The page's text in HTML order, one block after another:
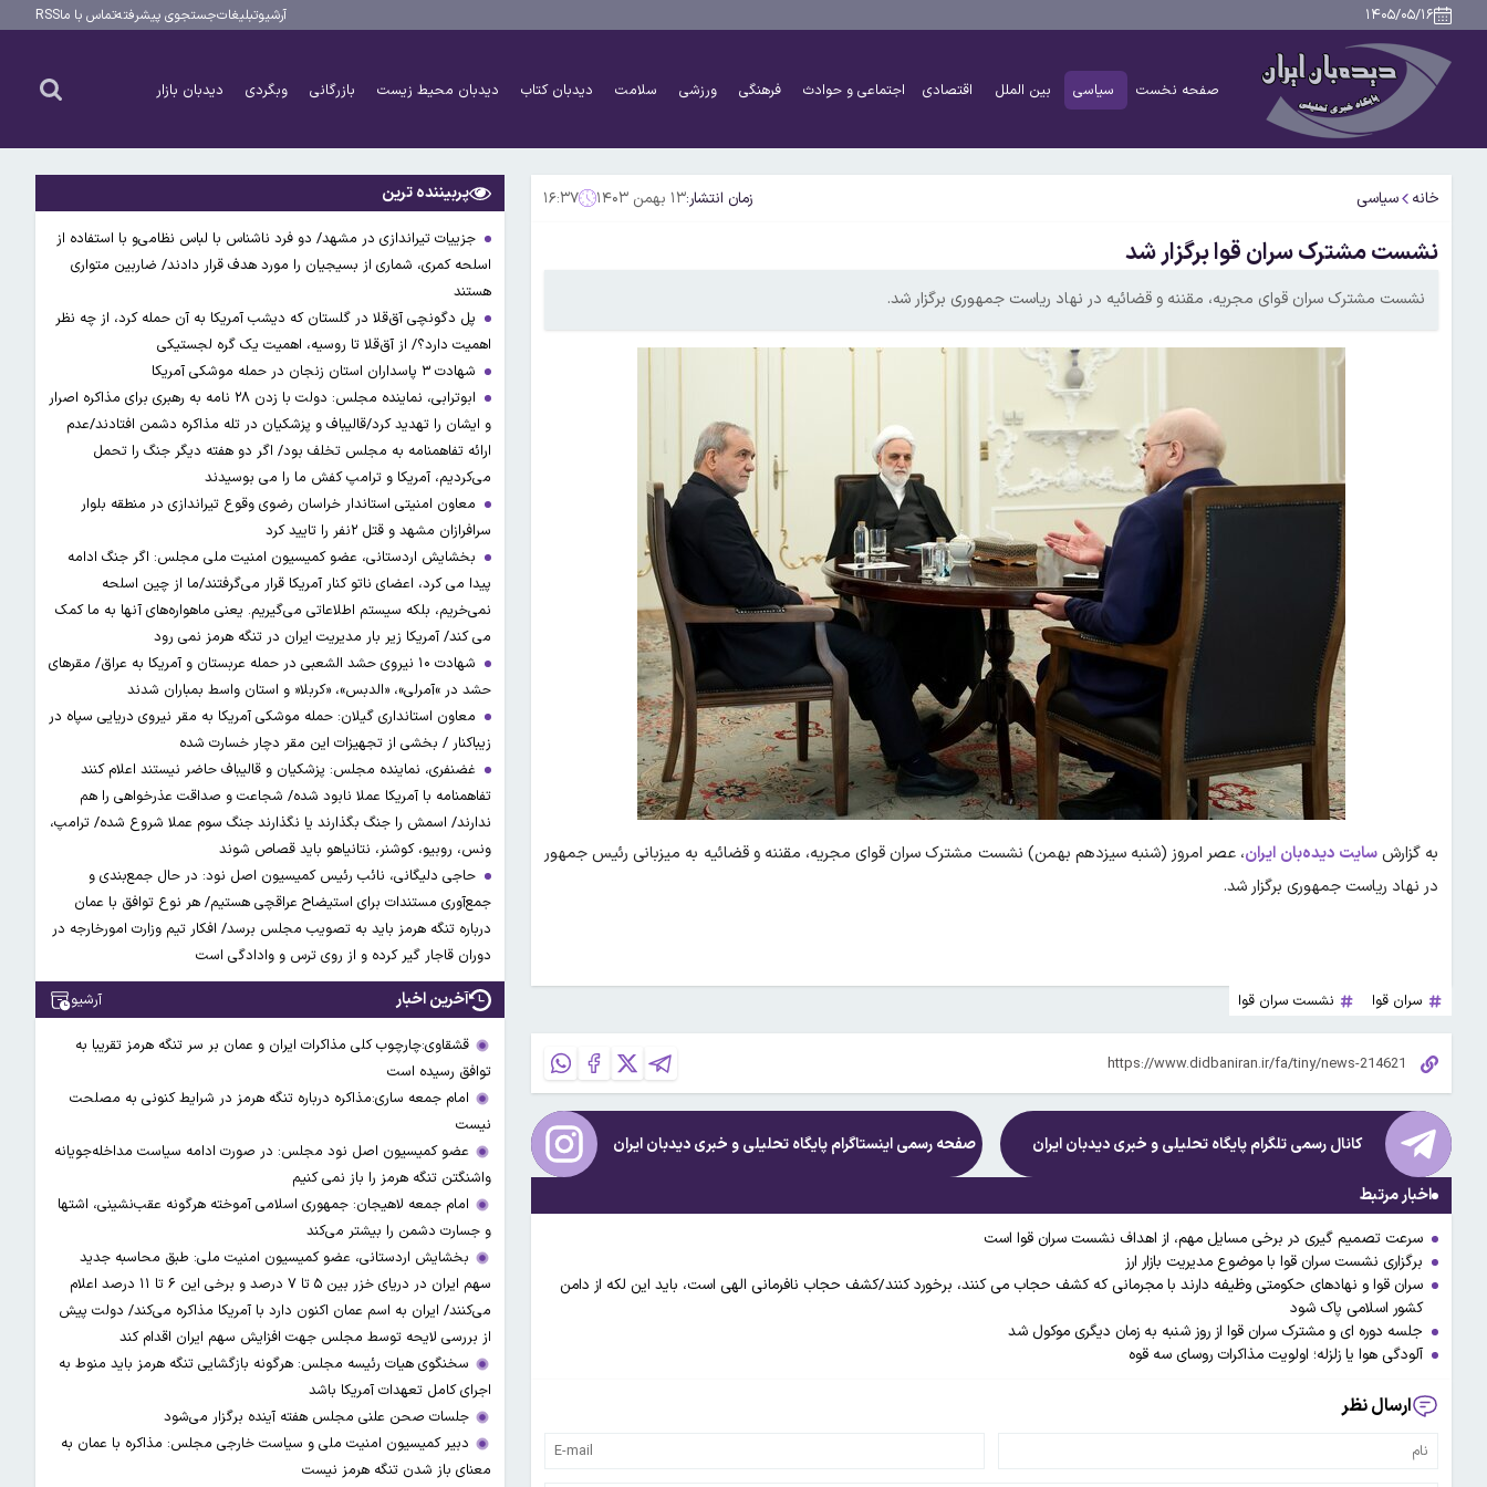
۱۴۰۵/۰۵/۱۶ آرشیوتبلیغاتجستجوی پیشرفتهتماس با ماRSS
صفحه نخست سیاسی بین الملل اقتصادی اجتماعی و حوادث فرهنگی ورزشی سلامت دیدبان کتاب دیدبان محیط زیست بازرگانی وبگردی دیدبان بازار
خانه سیاسی زمان انتشار:۱۳ بهمن ۱۴۰۳ ۱۶:۳۷
نشست مشترک سران قوا برگزار شد
نشست مشترک سران قوای مجریه، مقننه و قضائیه در نهاد ریاست جمهوری برگزار شد.
به گزارشسایت دیده‌بان ایران، عصر امروز (شنبه سیزدهم بهمن) نشست مشترک سران قوای مجریه، مقننه و قضائیه به میزبانی رئیس جمهور
در نهاد ریاست جمهوری برگزار شد.
سران قوا نشست سران قوا
کانال رسمی تلگرام پایگاه تحلیلی و خبریدیدبان ایران صفحه رسمی اینستاگرام پایگاه تحلیلی و خبریدیدبان ایران
اخبار مرتبط
سرعت تصمیم گیری در برخی مسایل مهم، از اهداف نشست سران قوا است
برگزاری نشست سران قوا با موضوع مدیریت بازار ارز
سران قوا و نهادهای حکومتی وظیفه دارند با مجرمانی که کشف حجاب می کنند، برخورد کنند/کشف حجاب نافرمانی الهی است، باید این لکه از دامن
کشور اسلامی پاک شود
جلسه دوره ای و مشترک سران قوا از روز شنبه به زمان دیگری موکول شد
آلودگی هوا یا زلزله؛ اولویت مذاکرات روسای سه قوه
ارسال نظر
پربیننده ترین
جزییات تیراندازی در مشهد/ دو فرد ناشناس با لباس نظامی‌و با استفاده از
اسلحه کمری، شماری از بسیجیان را مورد هدف قرار دادند/ ضاربین متواری
هستند
پل دگونچی آق‌قلا در گلستان که دیشب آمریکا به آن حمله کرد، از چه نظر
اهمیت دارد؟/ از آق‌قلا تا روسیه، اهمیت یک گره لجستیکی
شهادت ۳ ‌پاسداران استان زنجان در حمله موشکی آمریکا
ابوترابی، نماینده مجلس: دولت با زدن ۲۸ نامه به رهبری برای مذاکره اصرار
و ایشان را تهدید کرد/قالیباف و پزشکیان در تله مذاکره دشمن افتادند/عدم
ارائه تفاهمنامه به مجلس تخلف بود/ اگر دو هفته دیگر جنگ را تحمل
می‌کردیم، آمریکا و ترامپ کفش ما را می بوسیدند
معاون امنیتی استاندار خراسان رضوی وقوع تیراندازی در منطقه بلوار
سرافرازان مشهد و قتل ۲نفر را تایید کرد
بخشایش اردستانی، عضو کمیسیون امنیت ملی مجلس: اگر جنگ ادامه
پیدا می کرد، اعضای ناتو کنار آمریکا قرار می‌گرفتند/ما از چین اسلحه
نمی‌خریم، بلکه سیستم اطلاعاتی می‌گیریم. یعنی ماهواره‌های آنها به ما کمک
می کند/ آمریکا زیر بار مدیریت ایران در تنگه هرمز نمی رود
شهادت ۱۰ نیروی حشد الشعبی در حمله عربستان و آمریکا به عراق/ مقرهای
حشد در »آمرلی»، «الدبس»، «کربلا« و استان واسط بمباران شدند
معاون استانداری گیلان: حمله موشکی آمریکا به مقر نیروی دریایی سپاه در
زیباکنار / بخشی از تجهیزات این مقر دچار خسارت شده
غضنفری، نماینده مجلس: پزشکیان و قالیباف حاضر نیستند اعلام کنند
تفاهمنامه با آمریکا عملا نابود شده/ شجاعت و صداقت عذرخواهی را هم
ندارند/ اسمش را جنگ بگذارند یا نگذارند جنگ سوم عملا شروع شده/ ترامپ،
ونس، روبیو، کوشنر، نتانیاهو باید قصاص شوند
حاجی دلیگانی، نائب رئیس کمیسیون اصل نود: در حال جمع‌بندی و
جمع‌آوری مستندات برای استیضاح عراقچی هستیم/ هر نوع توافق با عمان
درباره تنگه هرمز باید به تصویب مجلس برسد/ افکار تیم وزارت امورخارجه در
دوران قاجار گیر کرده و از روی ترس و وادادگی است
آخرین اخبار آرشیو
قشقاوی:چارچوب کلی مذاکرات ایران و عمان بر سر تنگه هرمز تقریبا به
توافق رسیده است
امام جمعه ساری:مذاکره درباره تنگه هرمز در شرایط کنونی به مصلحت
نیست
عضو کمیسیون اصل نود مجلس: در صورت ادامه سیاست مداخله‌جویانه
واشنگتن تنگه هرمز را باز نمی کنیم
امام جمعه لاهیجان: جمهوری اسلامی آموخته هرگونه عقب‌نشینی، اشتها
و جسارت دشمن را بیشتر می‌کند
بخشایش اردستانی، عضو کمیسیون امنیت ملی: طبق محاسبه جدید
سهم ایران در دریای خزر بین ۵ تا ۷ درصد و برخی این ۶ تا ۱۱ درصد اعلام
می‌کنند/ ایران به اسم عمان اکنون دارد با آمریکا مذاکره می‌کند/ دولت پیش
از بررسی لایحه توسط مجلس جهت افزایش سهم ایران اقدام کند
سخنگوی هیات رئیسه مجلس: هرگونه بازگشایی تنگه هرمز باید منوط به
اجرای کامل تعهدات آمریکا باشد
جلسات صحن علنی مجلس هفته آینده برگزار می‌شود
دبیر کمیسیون امنیت ملی و سیاست خارجی مجلس: مذاکره با عمان به
معنای باز شدن تنگه هرمز نیست